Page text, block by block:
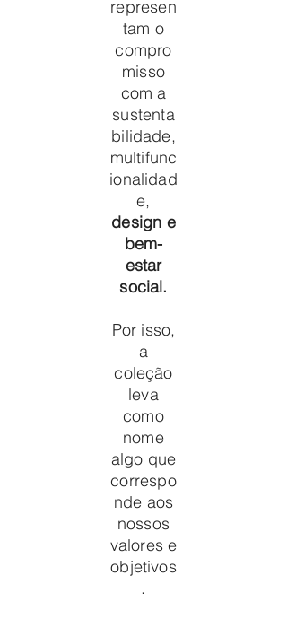
represen
tam o
compro
misso
com a
sustenta
bilidade,
multifunc
ionalidad
e,
design e
bem-
estar
social.
Por isso,
a
coleção
leva
como
nome
algo que
correspo
nde aos
nossos
valores e
objetivos
.